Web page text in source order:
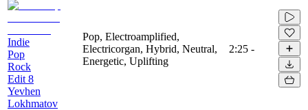
Indie
Pop
Rock
Edit 8
Yevhen
Lokhmatov
Pop, Electroamplified,
Electricorgan, Hybrid, Neutral,
Energetic, Uplifting
2:25 -